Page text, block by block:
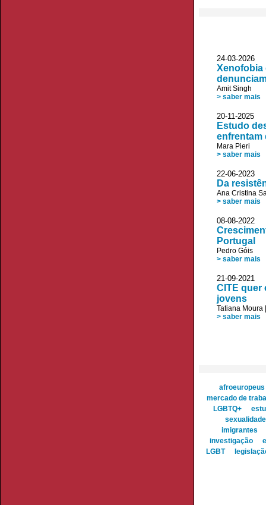
24-03-2026
Xenofobia
Amit Singh
> saber mais
20-11-2025
Estudo
enfrentam
Mara Pieri
> saber mais
22-06-
Da
Ana Cristina
> saber mais
08-08-2022
Portugal
Pedro Góis
> saber mais
21-09-2021
CITE quer
jovens
Tatiana Moura
> saber mais
afroeuropeus
mercado de
LGBTQ+
sexualidade
imigrantes
investigação
LGBT